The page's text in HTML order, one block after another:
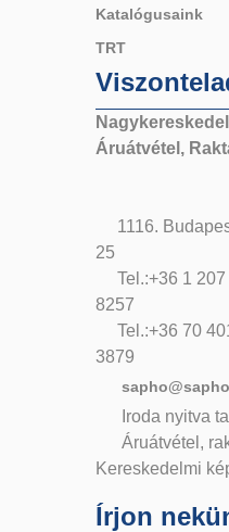
Katalógusaink
TRT
Áruátvétel,
1116.
25
Tel.:+36 1
8257
Tel.:+36 70
3879
Iroda nyitva
Áruátvétel,
Kereskedelmi
Írjon